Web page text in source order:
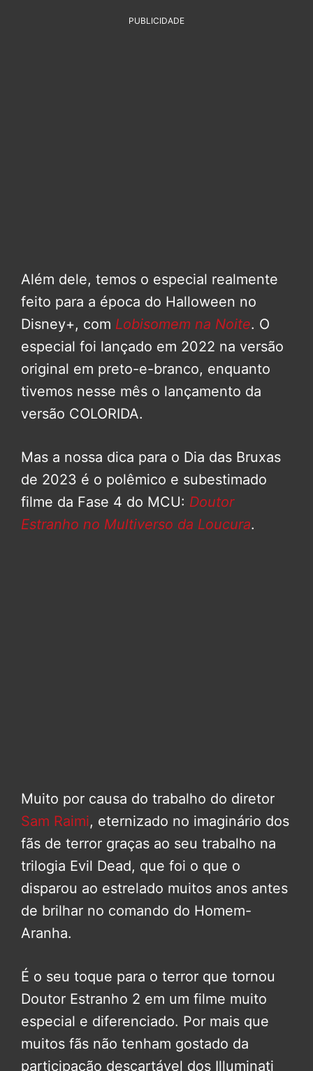
PUBLICIDADE
Além dele, temos o especial realmente
feito para a época do Halloween no
Disney+, com Lobisomem na Noite. O
especial foi lançado em 2022 na versão
original em preto-e-branco, enquanto
tivemos nesse mês o lançamento da
versão COLORIDA.
Mas a nossa dica para o Dia das Bruxas
de 2023 é o polêmico e subestimado
filme da Fase 4 do MCU: Doutor
Estranho no Multiverso da Loucura.
Muito por causa do trabalho do diretor
Sam Raimi, eternizado no imaginário dos
fãs de terror graças ao seu trabalho na
trilogia Evil Dead, que foi o que o
disparou ao estrelado muitos anos antes
de brilhar no comando do Homem-
Aranha.
É o seu toque para o terror que tornou
Doutor Estranho 2 em um filme muito
especial e diferenciado. Por mais que
muitos fãs não tenham gostado da
participação descartável dos Illuminati